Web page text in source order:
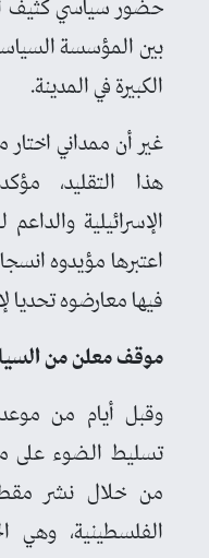
حضور سياسي كثيف
بين المؤسسة
الكبيرة في المدينة.
غير أن ممداني اختار
هذا التقليد،
الإسرائيلية
اعتبرها مؤيدوه
فيها معارضوه
موقف معلن من
وقبل أيام من
تسليط الضوء على
من خلال نشر
الفلسطينية، وهي